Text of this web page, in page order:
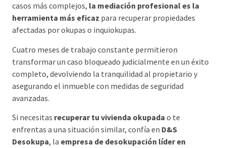
casos más complejos, la mediación profesional es la
herramienta más eficaz para recuperar propiedades
afectadas por okupas o inquiokupas.
Cuatro meses de trabajo constante permitieron
transformar un caso bloqueado judicialmente en un éxito
completo, devolviendo la tranquilidad al propietario y
asegurando el inmueble con medidas de seguridad
avanzadas.
Si necesitas recuperar tu vivienda okupada o te
enfrentas a una situación similar, confía en D&S
Desokupa, la empresa de desokupación líder en